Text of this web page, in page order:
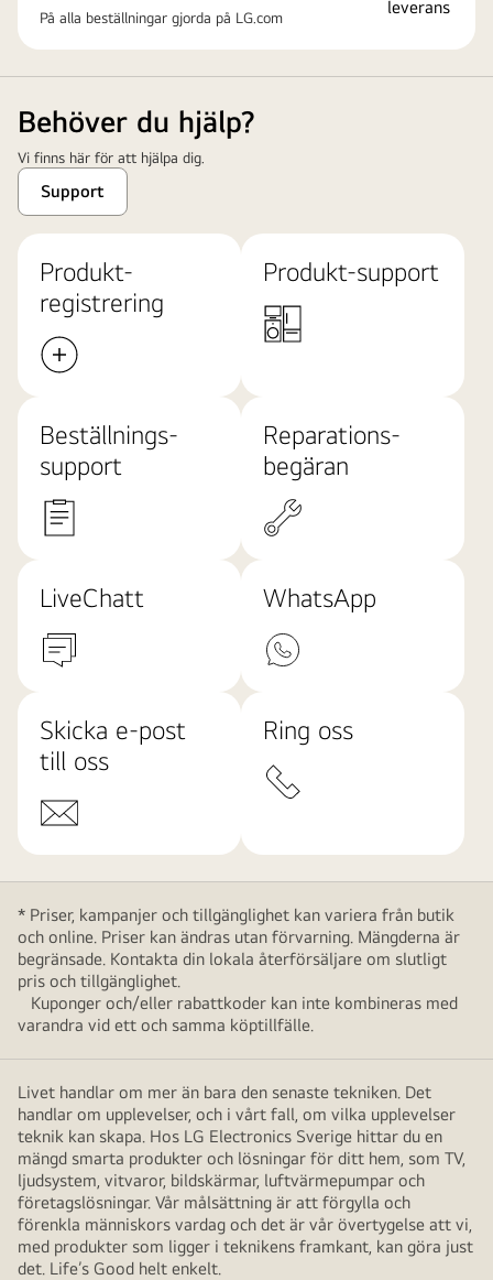
På alla beställningar gjorda på LG.com
Behöver du hjälp?
Vi finns här för att hjälpa dig.
Support
Produkt-
registrering
Produkt-support
Beställnings-
support
Reparations-
begäran
LiveChatt WhatsApp
Skicka e-post
till oss
Ring oss
* Priser, kampanjer och tillgänglighet kan variera från butik
och online. Priser kan ändras utan förvarning. Mängderna är
begränsade. Kontakta din lokala återförsäljare om slutligt
pris och tillgänglighet.
Kuponger och/eller rabattkoder kan inte kombineras med
varandra vid ett och samma köptillfälle.
Livet handlar om mer än bara den senaste tekniken. Det
handlar om upplevelser, och i vårt fall, om vilka upplevelser
teknik kan skapa. Hos LG Electronics Sverige hittar du en
mängd smarta produkter och lösningar för ditt hem, som TV,
ljudsystem, vitvaror, bildskärmar, luftvärmepumpar och
företagslösningar. Vår målsättning är att förgylla och
förenkla människors vardag och det är vår övertygelse att vi,
med produkter som ligger i teknikens framkant, kan göra just
det. Life’s Good helt enkelt.